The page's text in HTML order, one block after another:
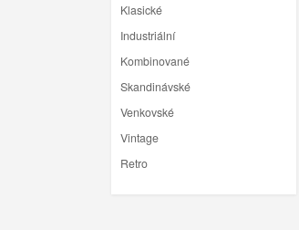
Klasické
Industriální
Kombinované
Skandinávské
Venkovské
Vintage
Retro